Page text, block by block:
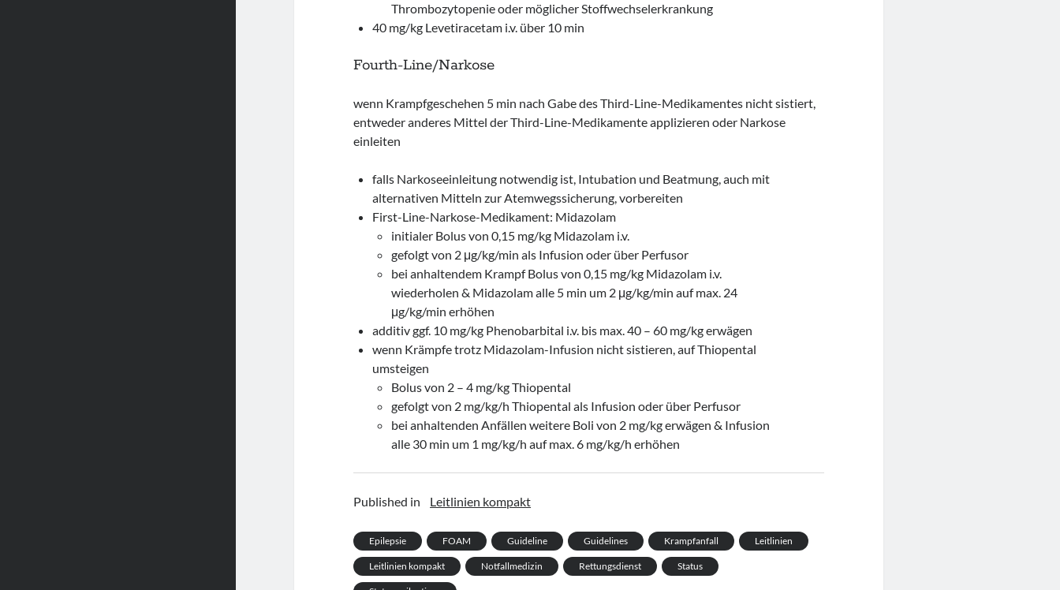
Thrombozytopenie oder möglicher Stoffwechselerkrankung
40 mg/kg Levetiracetam i.v. über 10 min
Fourth-Line/Narkose
wenn Krampfgeschehen 5 min nach Gabe des Third-Line-Medikamentes nicht sistiert,
entweder anderes Mittel der Third-Line-Medikamente applizieren oder Narkose
einleiten
falls Narkoseeinleitung notwendig ist, Intubation und Beatmung, auch mit
alternativen Mitteln zur Atemwegssicherung, vorbereiten
First-Line-Narkose-Medikament: Midazolam
initialer Bolus von 0,15 mg/kg Midazolam i.v.
gefolgt von 2 μg/kg/min als Infusion oder über Perfusor
bei anhaltendem Krampf Bolus von 0,15 mg/kg Midazolam i.v.
wiederholen & Midazolam alle 5 min um 2 μg/kg/min auf max. 24
μg/kg/min erhöhen
additiv ggf. 10 mg/kg Phenobarbital i.v. bis max. 40 – 60 mg/kg erwägen
wenn Krämpfe trotz Midazolam-Infusion nicht sistieren, auf Thiopental
umsteigen
Bolus von 2 – 4 mg/kg Thiopental
gefolgt von 2 mg/kg/h Thiopental als Infusion oder über Perfusor
bei anhaltenden Anfällen weitere Boli von 2 mg/kg erwägen & Infusion
alle 30 min um 1 mg/kg/h auf max. 6 mg/kg/h erhöhen
Published in Leitlinien kompakt
Epilepsie FOAM Guideline Guidelines Krampfanfall Leitlinien
Leitlinien kompakt Notfallmedizin Rettungsdienst Status